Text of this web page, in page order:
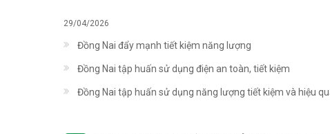
29/04/2026
Đồng Nai đẩy mạnh tiết kiệm năng lượng
Đồng Nai tập huấn sử dụng điện an toàn, tiết kiệm
Đồng Nai tập huấn sử dụng năng lượng tiết kiệm và hiệu